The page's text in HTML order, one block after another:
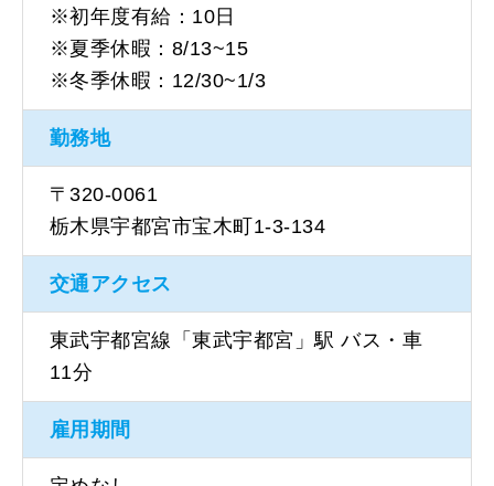
※初年度有給：10日
※夏季休暇：8/13~15
※冬季休暇：12/30~1/3
勤務地
〒320-0061
栃木県宇都宮市宝木町1‐3‐134
交通アクセス
東武宇都宮線「東武宇都宮」駅 バス・車
11分
雇用期間